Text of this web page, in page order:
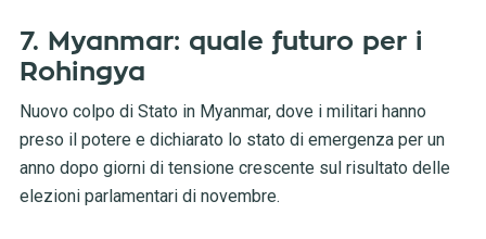
7. Myanmar: quale futuro per i
Rohingya
Nuovo colpo di Stato in Myanmar, dove i militari hanno
preso il potere e dichiarato lo stato di emergenza per un
anno dopo giorni di tensione crescente sul risultato delle
elezioni parlamentari di novembre.